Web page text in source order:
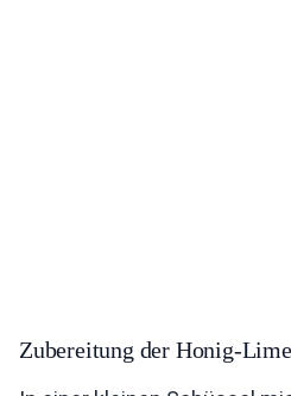
Zubereitung der Honig-